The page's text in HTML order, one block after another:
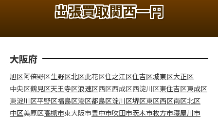
出張買取関西一円
大阪府
旭区阿倍野区生野区北区此花区住之江区住吉区城東区大正区
中央区鶴見区天王寺区浪速区西区西成区西淀川区東住吉区東成区
東淀川区平野区福島区港区都島区淀川区堺区東区西区南区北区
中区美原区高槻市東大阪市豊中市吹田市茨木市枚方市寝屋川市